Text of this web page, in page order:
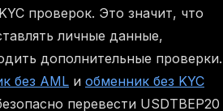
проверок. Это значит, что
личные данные,
дополнительные проверки.
без AML и обменник без KYC
перевести USDTBEP20